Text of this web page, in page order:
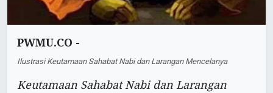
PWMU.CO -
Ilustrasi Keutamaan Sahabat Nabi dan Larangan Mencelanya
Keutamaan Sahabat Nabi dan Larangan